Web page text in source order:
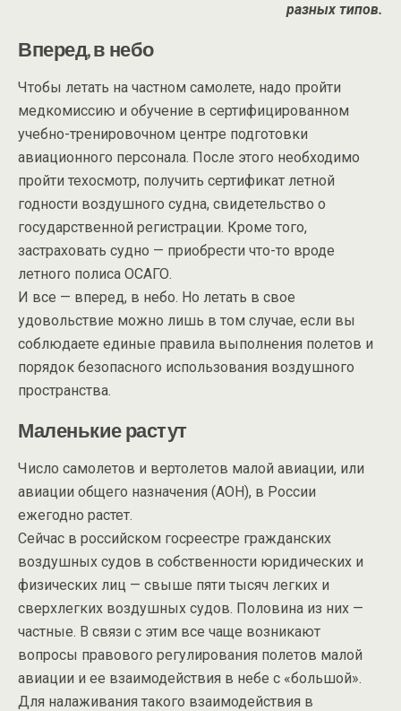
разных типов.
Вперед, в небо
Чтобы летать на частном самолете, надо пройти
медкомиссию и обучение в сертифицированном
учебно-тренировочном центре подготовки
авиационного персонала. После этого необходимо
пройти техосмотр, получить сертификат летной
годности воздушного судна, свидетельство о
государственной регистрации. Кроме того,
застраховать судно — приобрести что-то вроде
летного полиса ОСАГО.
И все — вперед, в небо. Но летать в свое
удовольствие можно лишь в том случае, если вы
соблюдаете единые правила выполнения полетов и
порядок безопасного использования воздушного
пространства.
Маленькие растут
Число самолетов и вертолетов малой авиации, или
авиации общего назначения (АОН), в России
ежегодно растет.
Сейчас в российском госреестре гражданских
воздушных судов в собственности юридических и
физических лиц — свыше пяти тысяч легких и
сверхлегких воздушных судов. Половина из них —
частные. В связи с этим все чаще возникают
вопросы правового регулирования полетов малой
авиации и ее взаимодействия в небе с «большой».
Для налаживания такого взаимодействия в